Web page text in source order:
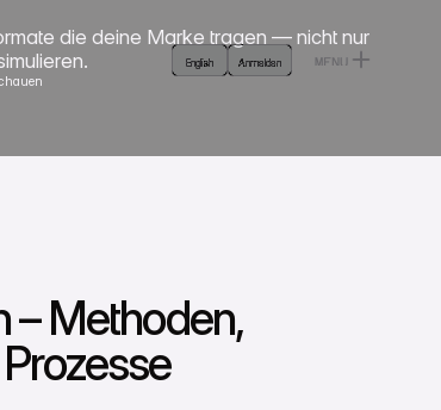
English
English Anmelden
Anmelden
MENU
die deine Marke tragen — nicht nur
– Methoden,